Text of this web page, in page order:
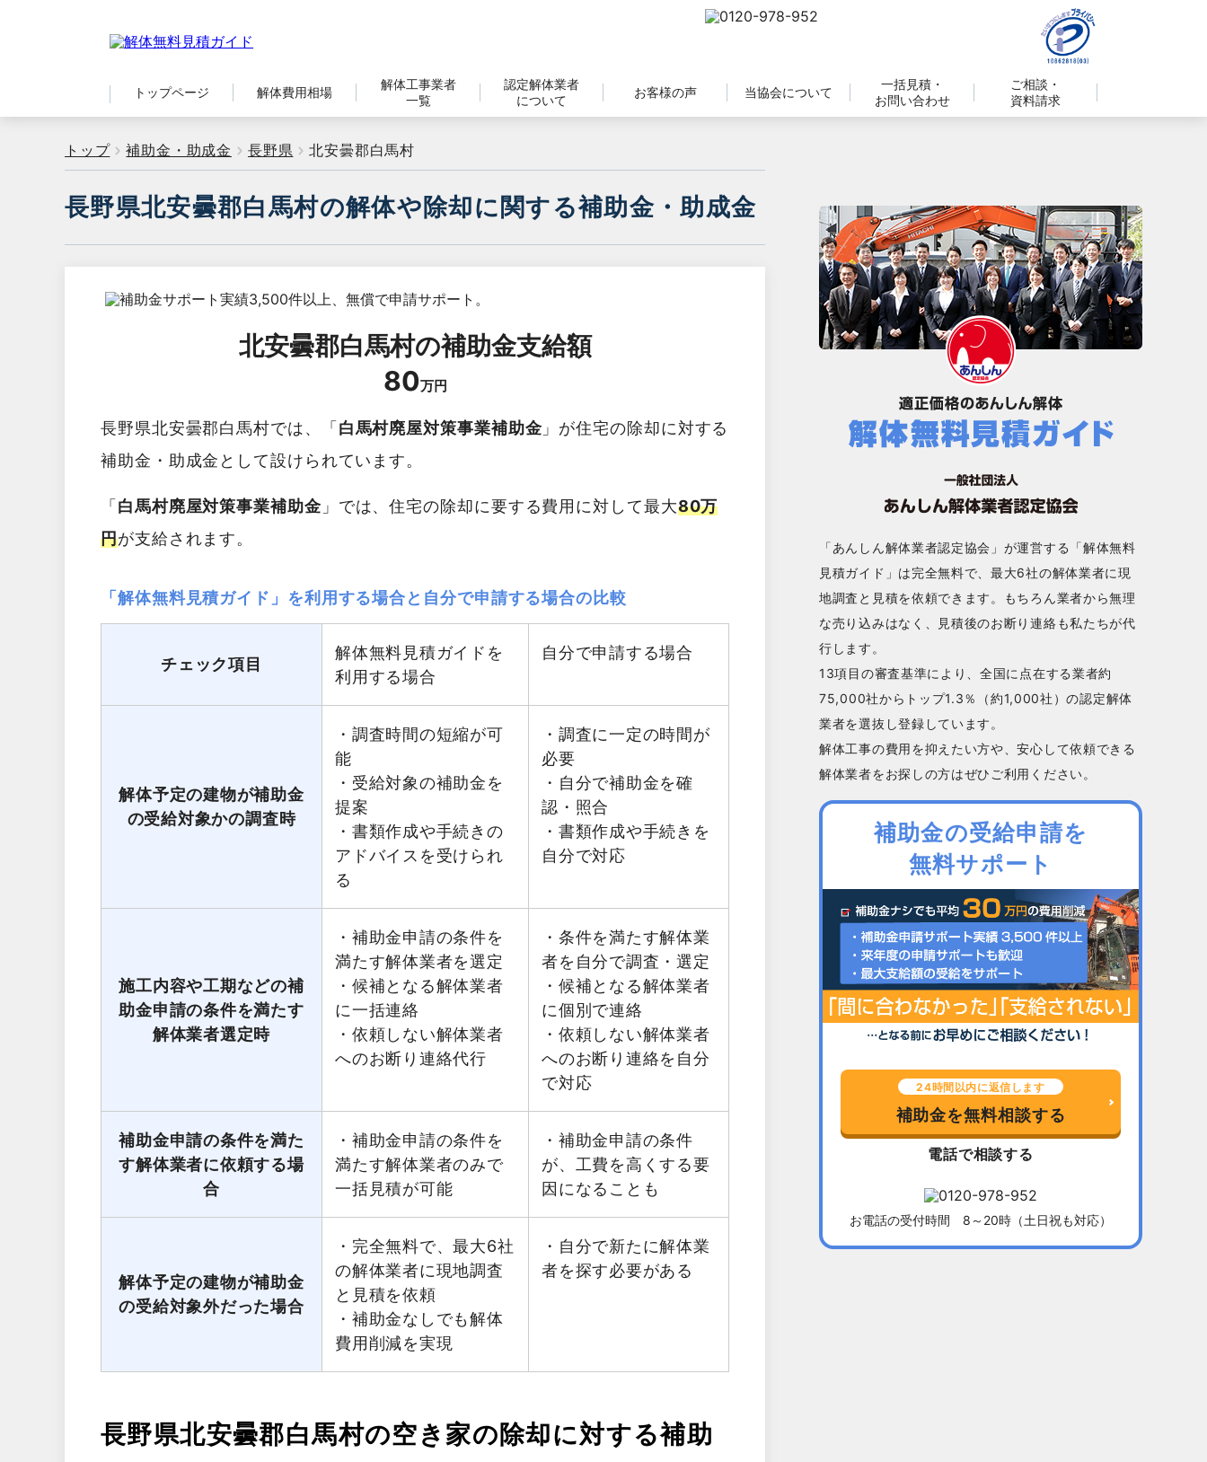
トップページ 解体費用相場
解体工事業者
一覧
認定解体業者
について
お客様の声 当協会について
一括見積・
お問い合わせ
ご相談・
資料請求
トップ 補助金・助成金 長野県 北安曇郡白馬村
長野県北安曇郡白馬村の解体や除却に関する補助金・助成金
北安曇郡白馬村の補助金支給額
80万円
長野県北安曇郡白馬村では、「 白馬村廃屋対策事業補助金」が住宅の除却に対する
補助金・助成金として設けられています。
「 白馬村廃屋対策事業補助金」では、住宅の除却に要する費用に対して最大80万
円が支給されます。
「解体無料見積ガイド」を利用する場合と自分で申請する場合の比較
チェック項目
解体無料見積ガイドを
利用する場合
自分で申請する場合
解体予定の建物が補助金
の受給対象かの調査時
・調査時間の短縮が可
能
・受給対象の補助金を
提案
・書類作成や手続きの
アドバイスを受けられ
る
・調査に一定の時間が
必要
・自分で補助金を確
認・照合
・書類作成や手続きを
自分で対応
施工内容や工期などの補
助金申請の条件を満たす
解体業者選定時
・補助金申請の条件を
満たす解体業者を選定
・候補となる解体業者
に一括連絡
・依頼しない解体業者
へのお断り連絡代行
・条件を満たす解体業
者を自分で調査・選定
・候補となる解体業者
に個別で連絡
・依頼しない解体業者
へのお断り連絡を自分
で対応
補助金申請の条件を満た
す解体業者に依頼する場
合
・補助金申請の条件を
満たす解体業者のみで
一括見積が可能
・補助金申請の条件
が、工費を高くする要
因になることも
解体予定の建物が補助金
の受給対象外だった場合
・完全無料で、最大6社
の解体業者に現地調査
と見積を依頼
・補助金なしでも解体
費用削減を実現
・自分で新たに解体業
者を探す必要がある
長野県北安曇郡白馬村の空き家の除却に対する補助
「あんしん解体業者認定協会」が運営する「解体無料
見積ガイド」は完全無料で、最大6社の解体業者に現
地調査と見積を依頼できます。もちろん業者から無理
な売り込みはなく、見積後のお断り連絡も私たちが代
行します。
13項目の審査基準により、全国に点在する業者約
75,000社からトップ1.3％（約1,000社）の認定解体
業者を選抜し登録しています。
解体工事の費用を抑えたい方や、安心して依頼できる
解体業者をお探しの方はぜひご利用ください。
補助金の受給申請を
無料サポート
24時間以内に返信します
補助金を無料相談する
電話で相談する
お電話の受付時間 8～20時（土日祝も対応）